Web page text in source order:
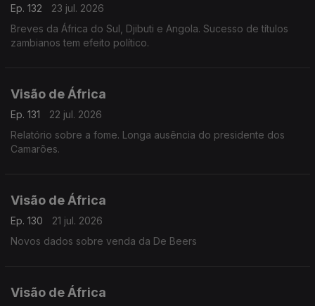
Ep. 132
23 jul. 2026
Breves da África do Sul, Djibuti e Angola. Sucesso de títulos
zambianos tem efeito político.
Visão de África
Ep. 131
22 jul. 2026
Relatório sobre a fome. Longa ausência do presidente dos
Camarões.
Visão de África
Ep. 130
21 jul. 2026
Novos dados sobre venda da De Beers
Visão de África